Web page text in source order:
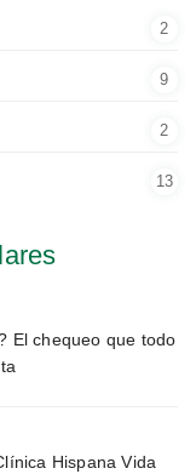
2
9
2
13
El chequeo que todo
Hispana Vida